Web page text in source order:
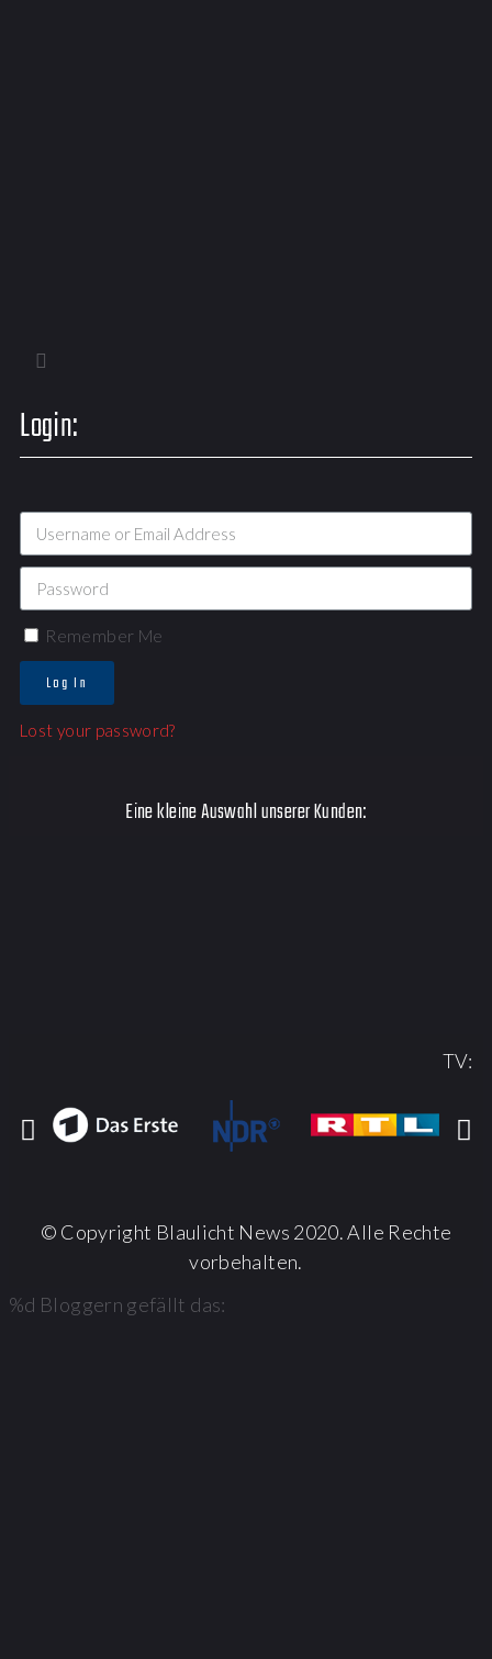
Login:
Remember Me
Log In
Lost your password?
Eine kleine Auswahl unserer Kunden:
TV:
© Copyright Blaulicht News 2020. Alle Rechte
vorbehalten.
%d Bloggern gefällt das: